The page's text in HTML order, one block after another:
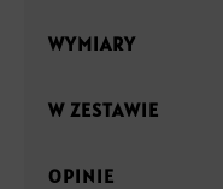
WYMIARY
W ZESTAWIE
OPINIE